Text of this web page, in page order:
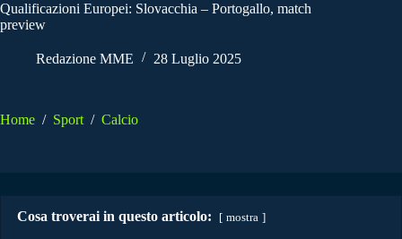
Qualificazioni Europei: Slovacchia – Portogallo, match
preview
Redazione MME 28 Luglio 2025
Home / Sport / Calcio
Cosa troverai in questo articolo: mostra